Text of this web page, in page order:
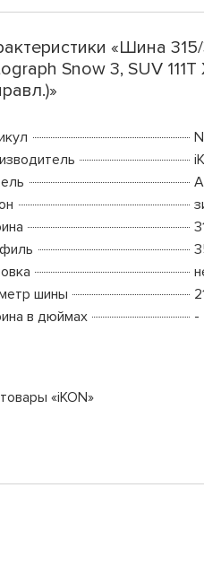
«Шина
Snow 3, SUV
шины
в дюймах
-
«iKON»